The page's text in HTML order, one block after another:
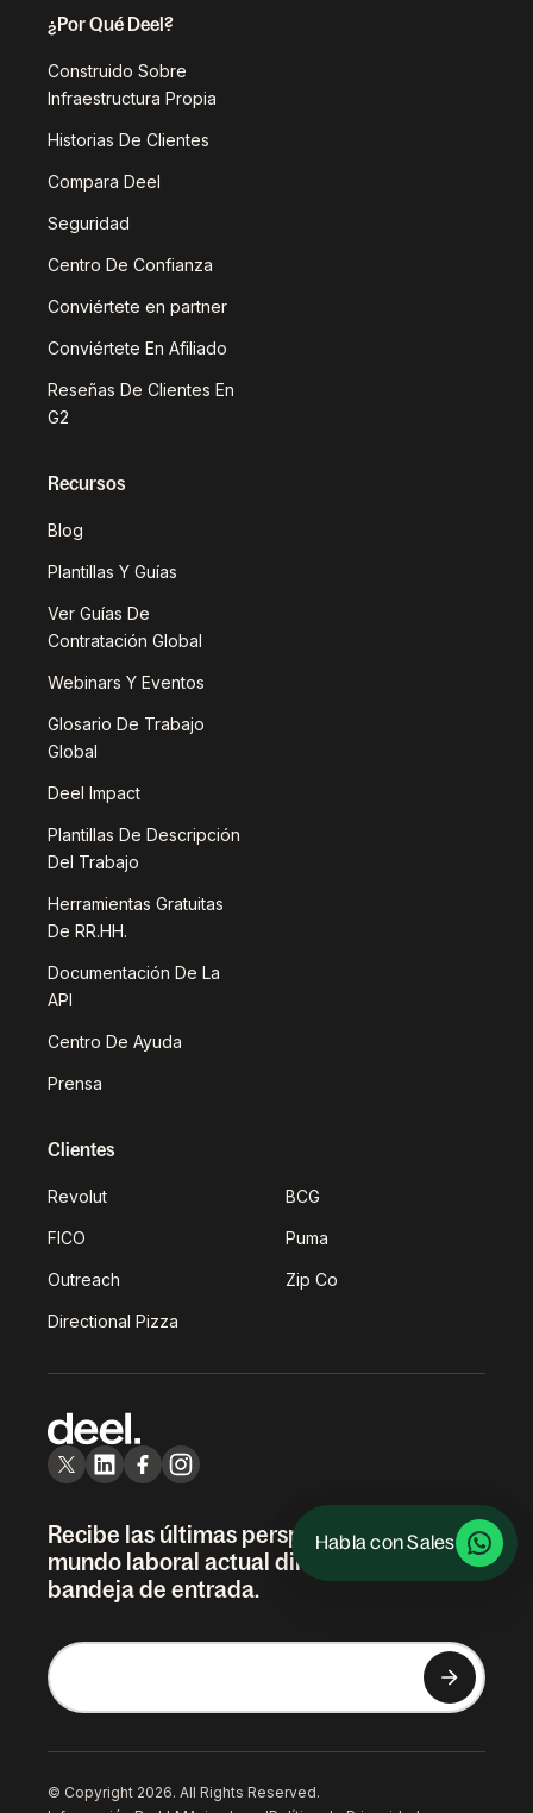
Habla con Sales
¿Por Qué Deel?
Construido Sobre
Infraestructura Propia
Historias De Clientes
Compara Deel
Seguridad
Centro De Confianza
Conviértete en partner
Conviértete En Afiliado
Reseñas De Clientes En
G2
Recursos
Blog
Plantillas Y Guías
Ver Guías De
Contratación Global
Webinars Y Eventos
Glosario De Trabajo
Global
Deel Impact
Plantillas De Descripción
Del Trabajo
Herramientas Gratuitas
De RR.HH.
Documentación De La
API
Centro De Ayuda
Prensa
Clientes
Revolut BCG
FICO Puma
Outreach Zip Co
Directional Pizza
Recibe las últimas perspectivas sobre el
mundo laboral actual directamente en tu
bandeja de entrada.
© Copyright 2026. All Rights Reserved.